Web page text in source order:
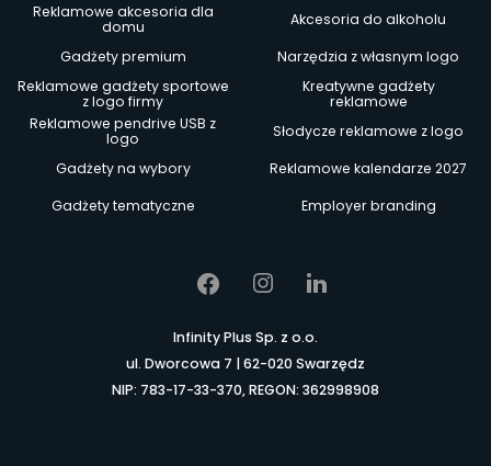
Reklamowe akcesoria dla
domu
Akcesoria do alkoholu
Gadżety premium
Narzędzia z własnym logo
Reklamowe gadżety sportowe
z logo firmy
Kreatywne gadżety
reklamowe
Reklamowe pendrive USB z
logo
Słodycze reklamowe z logo
Gadżety na wybory
Reklamowe kalendarze 2027
Gadżety tematyczne
Employer branding
Infinity Plus Sp. z o.o.
ul. Dworcowa 7 | 62-020 Swarzędz
NIP: 783-17-33-370, REGON: 362998908